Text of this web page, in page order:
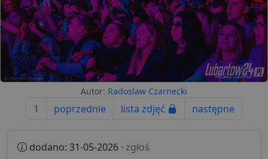
Autor: Radoslaw Czarnecki
1 poprzednie lista zdjęć następne
dodano: 31-05-2026 · zgłoś